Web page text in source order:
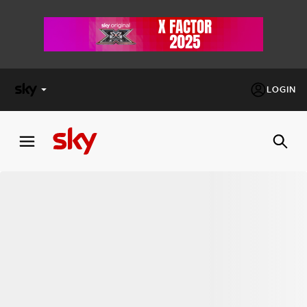
LOGIN
FACTOR